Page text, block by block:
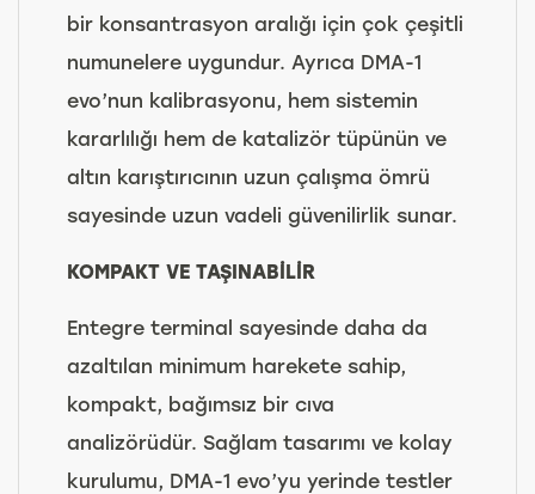
bir konsantrasyon aralığı için çok çeşitli
numunelere uygundur. Ayrıca DMA-1
evo’nun kalibrasyonu, hem sistemin
kararlılığı hem de katalizör tüpünün ve
altın karıştırıcının uzun çalışma ömrü
sayesinde uzun vadeli güvenilirlik sunar.
KOMPAKT VE TAŞINABİLİR
Entegre terminal sayesinde daha da
azaltılan minimum harekete sahip,
kompakt, bağımsız bir cıva
analizörüdür. Sağlam tasarımı ve kolay
kurulumu, DMA-1 evo’yu yerinde testler